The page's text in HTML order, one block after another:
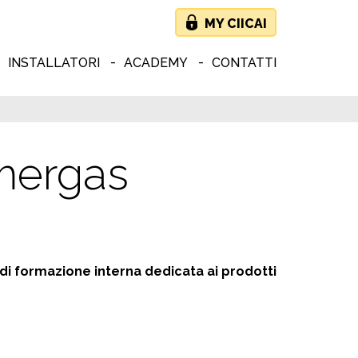
MY CIICAI
INSTALLATORI ACADEMY CONTATTI
formazione interna dedicata ai prodotti